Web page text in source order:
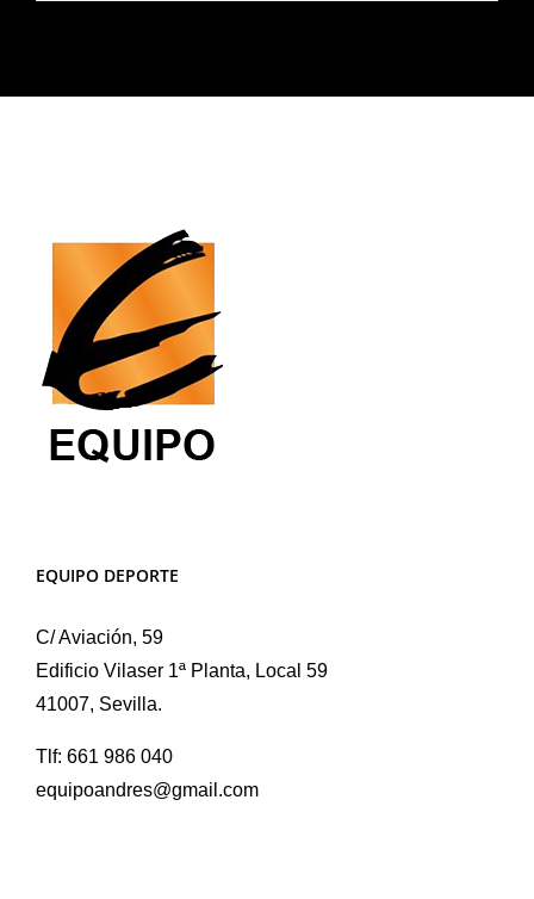
EQUIPO DEPORTE
C/ Aviación, 59
Edificio Vilaser 1ª Planta, Local 59
41007, Sevilla.
Tlf: 661 986 040
equipoandres@gmail.com